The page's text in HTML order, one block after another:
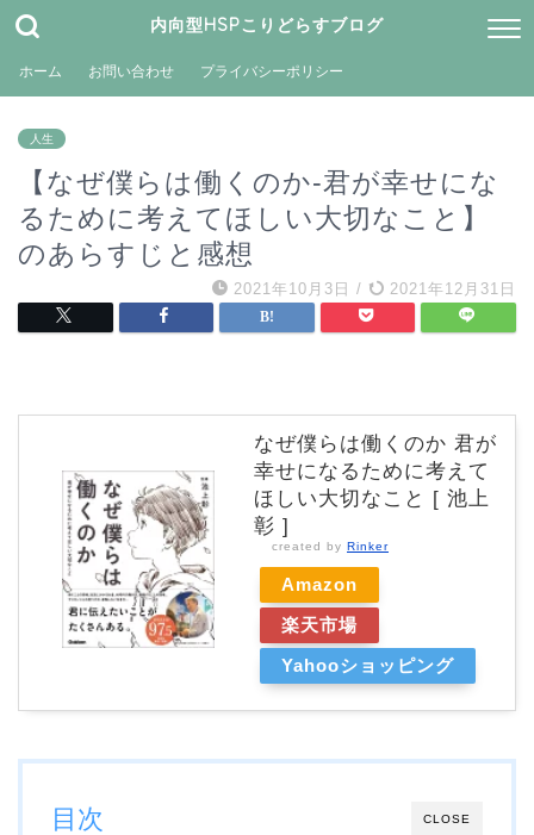
内向型HSPこりどらすブログ
ホーム お問い合わせ プライバシーポリシー
人生
【なぜ僕らは働くのか-君が幸せにな
るために考えてほしい大切なこと】
のあらすじと感想
2021年10月3日 / 2021年12月31日
なぜ僕らは働くのか 君が
幸せになるために考えて
ほしい大切なこと [ 池上
彰 ]
created by Rinker
Amazon
楽天市場
Yahooショッピング
CLOSE
目次